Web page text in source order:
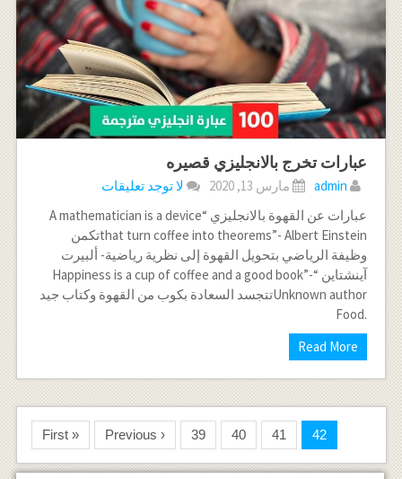
عبارات تخرج بالانجليزي قصيره
admin مارس 13, 2020
لا توجد تعليقات
عبارات عن القهوة بالانجليزي “A mathematician is a device
that turn coffee into theorems”- Albert Einsteinتكمن
وظيفة الرياضي بتحويل القهوة إلى نظرية رياضية- ألبيرت
آينشتاين “Happiness is a cup of coffee and a good book”-
Unknown authorتتجسد السعادة بكوب من القهوة وكتاب جيد
.Food
Read More
« First ‹ Previous 39 40 41 42